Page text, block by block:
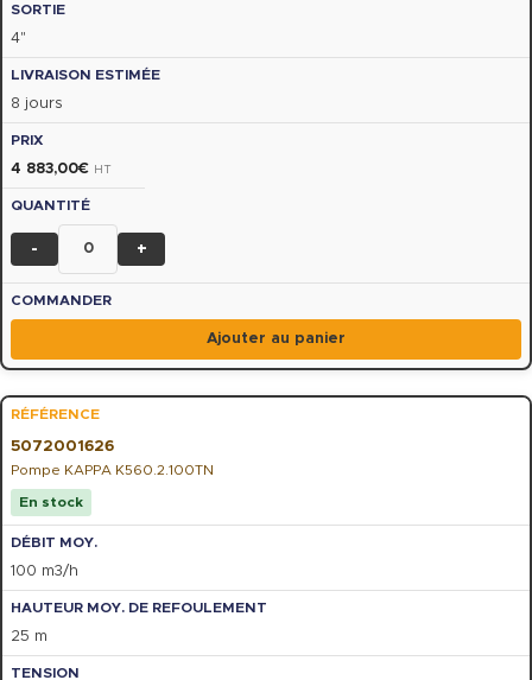
4"
8 jours
4 883,00€ HT
- +
Ajouter au panier
5072001626
Pompe KAPPA K560.2.100TN
En stock
100 m3/h
25 m